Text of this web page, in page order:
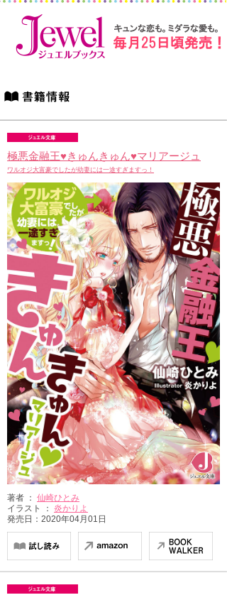
極悪金融王♥きゅんきゅん♥マリアージュ
ワルオジ大富豪でしたが幼妻には一途すぎますっ！
著者 ： 仙崎ひとみ
イラスト ： 炎かりよ
発売日：2020年04月01日